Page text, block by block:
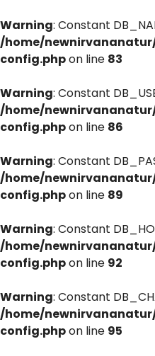
Warning: Constant
/home/
config.phpon line 83
Warning: Constant
/home/
config.phpon line 86
Warning: Constant
/home/
config.phpon line 89
Warning: Constant
/home/
config.phpon line 92
Warning: Constant
/home/
config.phpon line 95